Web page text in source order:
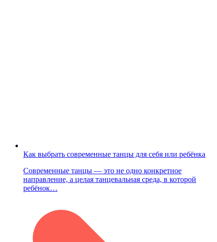
Как выбрать современные танцы для себя или ребёнка
Современные танцы — это не одно конкретное
направление, а целая танцевальная среда, в которой
ребёнок…